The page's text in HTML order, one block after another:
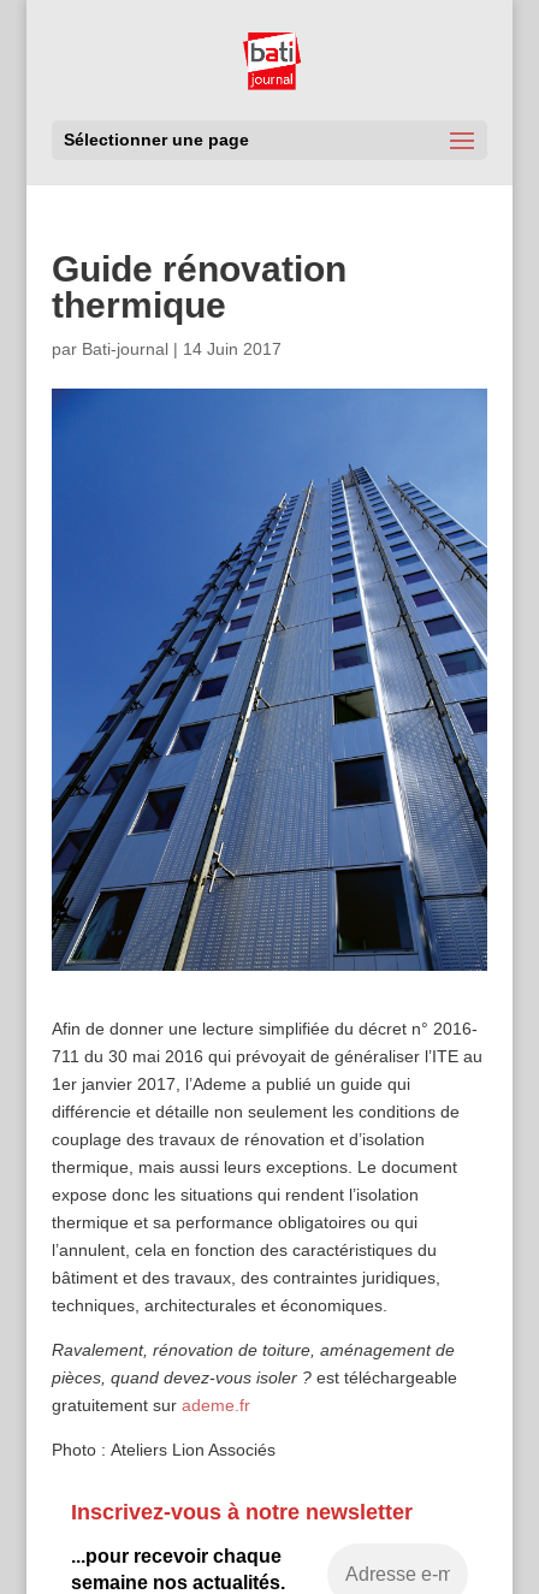
Sélectionner une page
Guide rénovation
thermique
par Bati-journal| 14 Juin 2017
Afin de donner une lecture simplifiée du décret n° 2016-
711 du 30 mai 2016 qui prévoyait de généraliser l’ITE au
1er janvier 2017, l’Ademe a publié un guide qui
différencie et détaille non seulement les conditions de
couplage des travaux de rénovation et d’isolation
thermique, mais aussi leurs exceptions. Le document
expose donc les situations qui rendent l’isolation
thermique et sa performance obligatoires ou qui
l’annulent, cela en fonction des caractéristiques du
bâtiment et des travaux, des contraintes juridiques,
techniques, architecturales et économiques.
Ravalement, rénovation de toiture, aménagement de
pièces, quand devez-vous isoler ? est téléchargeable
gratuitement sur ademe.fr
Photo : Ateliers Lion Associés
Inscrivez-vous à notre newsletter
...pour recevoir chaque
semaine nos actualités.